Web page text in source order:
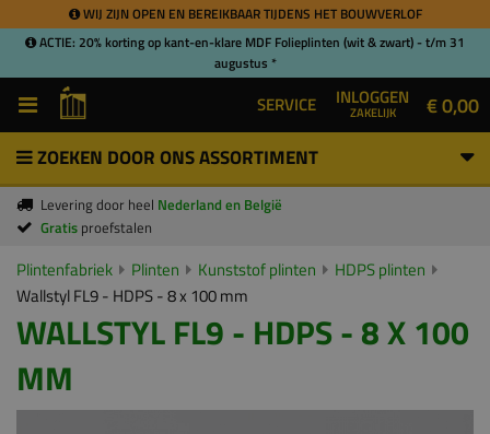
WIJ ZIJN OPEN EN BEREIKBAAR TIJDENS HET BOUWVERLOF
ACTIE: 20% korting op kant-en-klare MDF Folieplinten (wit & zwart) - t/m 31
augustus *
SERVICE INLOGGEN
ZAKELIJK € 0,00
ZOEKEN DOOR ONS ASSORTIMENT
Levering door heel Nederland en België
Gratis proefstalen
Plintenfabriek Plinten Kunststof plinten
HDPS plinten
Wallstyl FL9 - HDPS - 8 x 100 mm
WALLSTYL FL9 - HDPS - 8 X 100
MM